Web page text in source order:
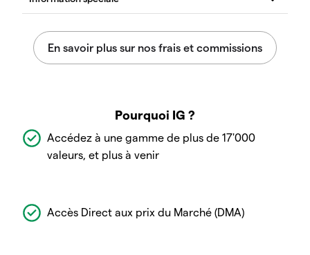
Pourquoi IG ?
Accédez à une gamme de plus de 17'000
valeurs, et plus à venir
Accès Direct aux prix du Marché (DMA)